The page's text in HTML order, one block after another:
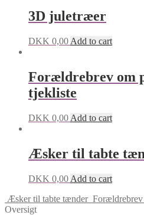
3D juletræer
DKK 0,00 Add to cart
Forældrebrev om
tjekliste
DKK 0,00 Add to cart
Æsker til tabte
DKK 0,00 Add to cart
Æsker til tabte tænder Forældrebrev
Oversigt